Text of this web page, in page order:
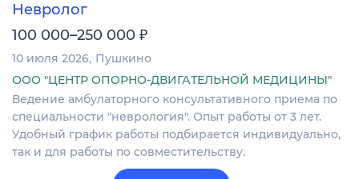
Невролог
100 000–250 000 ₽
10 июля 2026 Пушкино
ООО "ЦЕНТР ОПОРНО-ДВИГАТЕЛЬНОЙ МЕДИЦИНЫ"
Ведение амбулаторного консультативного приема по
специальности "неврология". Опыт работы от 3 лет.
Удобный график работы подбирается индивидуально,
так и для работы по совместительству.